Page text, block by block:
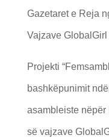
Gazetaret e Reja
Vajzave
Projekti
bashkëpunimit
asambleiste nëpër
së vajzave